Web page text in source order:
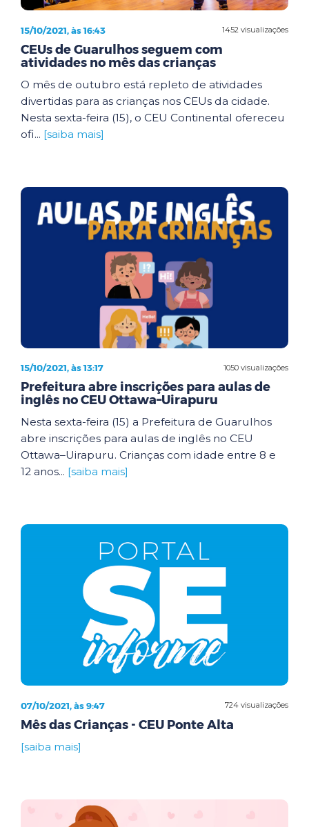
1452 visualizações
15/10/2021, às 16:43
CEUs de Guarulhos seguem com
atividades no mês das crianças
O mês de outubro está repleto de atividades
divertidas para as crianças nos CEUs da cidade.
Nesta sexta-feira (15), o CEU Continental ofereceu
ofi... [saiba mais]
1050 visualizações
15/10/2021, às 13:17
Prefeitura abre inscrições para aulas de
inglês no CEU Ottawa–Uirapuru
Nesta sexta-feira (15) a Prefeitura de Guarulhos
abre inscrições para aulas de inglês no CEU
Ottawa–Uirapuru. Crianças com idade entre 8 e
12 anos... [saiba mais]
724 visualizações
07/10/2021, às 9:47
Mês das Crianças - CEU Ponte Alta
[saiba mais]